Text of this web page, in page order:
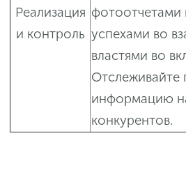
Реализация
и контроль
фотоотчетами
успехами во
властями во
информацию
конкурентов.